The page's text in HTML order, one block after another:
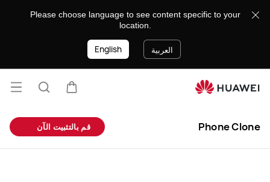
استنساخ
Please choose language to see content specific to your
location.
العربية English
فتح
Phone Clone
قم بالتثبيت الآن